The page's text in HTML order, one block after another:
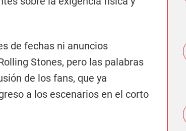
de fechas ni anuncios
Stones, pero las palabras
de los fans, que ya
a los escenarios en el corto